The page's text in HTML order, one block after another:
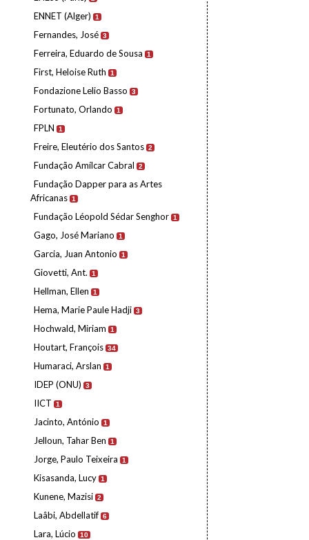
ENNET (Alger) 1
Fernandes, José 3
Ferreira, Eduardo de Sousa 1
First, Heloise Ruth 1
Fondazione Lelio Basso 3
Fortunato, Orlando 1
FPLN 1
Freire, Eleutério dos Santos 2
Fundação Amílcar Cabral 2
Fundação Dapper para as Artes
Africanas 1
Fundação Léopold Sédar Senghor 1
Gago, José Mariano 1
Garcia, Juan Antonio 1
Giovetti, Ant. 1
Hellman, Ellen 1
Hema, Marie Paule Hadji 3
Hochwald, Miriam 1
Houtart, François 34
Humaraci, Arslan 1
IDEP (ONU) 3
IICT 1
Jacinto, António 1
Jelloun, Tahar Ben 1
Jorge, Paulo Teixeira 1
Kisasanda, Lucy 1
Kunene, Mazisi 2
Laâbi, Abdellatif 6
Lara, Lúcio 10